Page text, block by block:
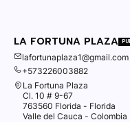
LA FORTUNA PLAZA
lafortunaplaza1@gmail.com
+573226003882
La Fortuna Plaza
Cl. 10 # 9-67
763560 Florida - Florida
Valle del Cauca - Colombia